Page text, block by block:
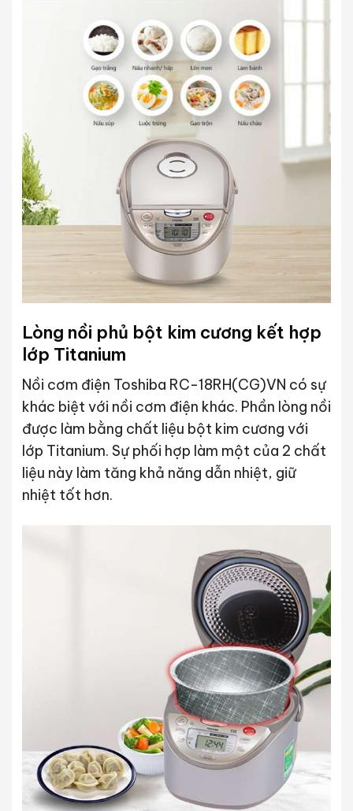
Lòng nồi phủ bột kim cương kết hợp
lớp Titanium
Nồi cơm điện Toshiba RC-18RH(CG)VN có sự
khác biệt với nồi cơm điện khác. Phần lòng nồi
được làm bằng chất liệu bột kim cương với
lớp Titanium. Sự phối hợp làm một của 2 chất
liệu này làm tăng khả năng dẫn nhiệt, giữ
nhiệt tốt hơn.